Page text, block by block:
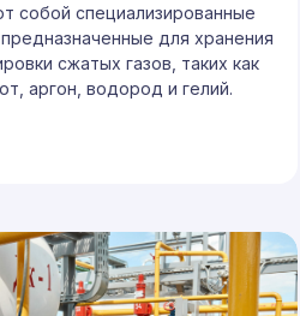
собой специализированные
для хранения
сжатых газов, таких как
аргон, водород и гелий.